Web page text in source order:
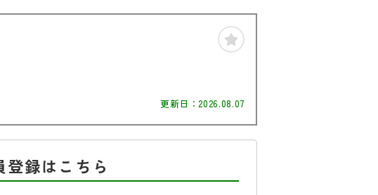
更新日：2026.08.07
登録はこちら